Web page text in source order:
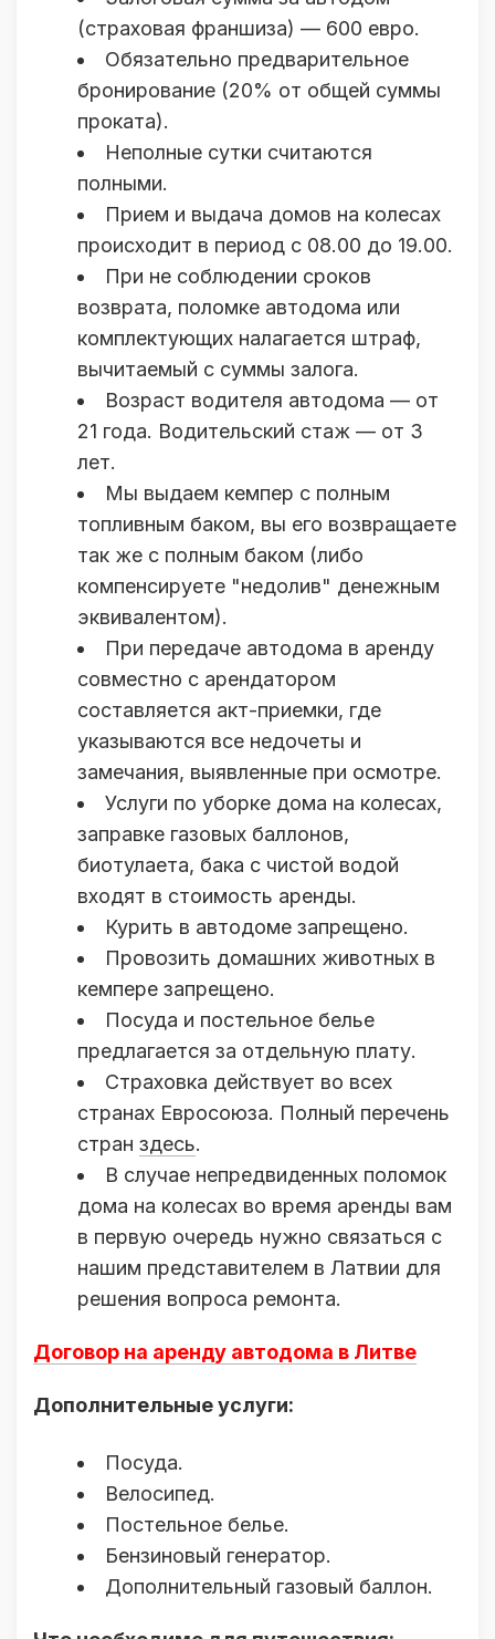
(страховая франшиза) — 600 евро.
Обязательно предварительное
бронирование (20% от общей суммы
проката).
Неполные сутки считаются
полными.
Прием и выдача домов на колесах
происходит в период с 08.00 до 19.00.
При не соблюдении сроков
возврата, поломке автодома или
комплектующих налагается штраф,
вычитаемый с суммы залога.
Возраст водителя автодома — от
21 года. Водительский стаж — от 3
лет.
Мы выдаем кемпер с полным
топливным баком, вы его возвращаете
так же с полным баком (либо
компенсируете "недолив" денежным
эквивалентом).
При передаче автодома в аренду
совместно с арендатором
составляется акт-приемки, где
указываются все недочеты и
замечания, выявленные при осмотре.
Услуги по уборке дома на колесах,
заправке газовых баллонов,
биотулаета, бака с чистой водой
входят в стоимость аренды.
Курить в автодоме запрещено.
Провозить домашних животных в
кемпере запрещено.
Посуда и постельное белье
предлагается за отдельную плату.
Страховка действует во всех
странах Евросоюза. Полный перечень
стран здесь.
В случае непредвиденных поломок
дома на колесах во время аренды вам
в первую очередь нужно связаться с
нашим представителем в Латвии для
решения вопроса ремонта.
Договор на аренду автодома в Литве
Дополнительные услуги:
Посуда.
Велосипед.
Постельное белье.
Бензиновый генератор.
Дополнительный газовый баллон.